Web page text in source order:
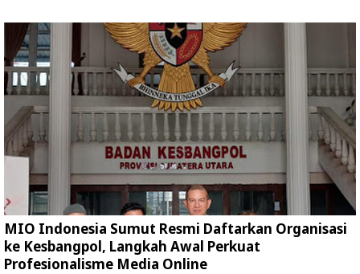
MIO Indonesia Sumut Resmi Daftarkan Organisasi
ke Kesbangpol, Langkah Awal Perkuat
Profesionalisme Media Online